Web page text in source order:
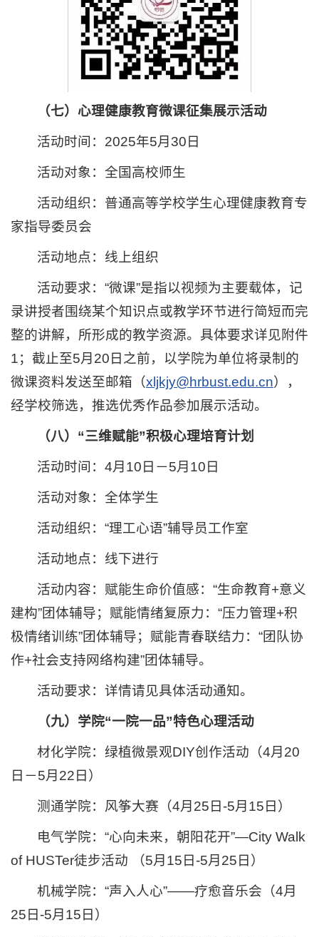
（七）心理健康教育微课征集展示活动
活动时间：2025年5月30日
活动对象：全国高校师生
活动组织：普通高等学校学生心理健康教育专
家指导委员会
活动地点：线上组织
活动要求：“微课”是指以视频为主要载体，记
录讲授者围绕某个知识点或教学环节进行简短而完
整的讲解，所形成的教学资源。具体要求详见附件
1；截止至5月20日之前，以学院为单位将录制的
微课资料发送至邮箱（xljkjy@hrbust.edu.cn），
经学校筛选，推选优秀作品参加展示活动。
（八）“三维赋能”积极心理培育计划
活动时间：4月10日－5月10日
活动对象：全体学生
活动组织：“理工心语”辅导员工作室
活动地点：线下进行
活动内容：赋能生命价值感：“生命教育+意义
建构”团体辅导；赋能情绪复原力：“压力管理+积
极情绪训练”团体辅导；赋能青春联结力：“团队协
作+社会支持网络构建”团体辅导。
活动要求：详情请见具体活动通知。
（九）学院“一院一品”特色心理活动
材化学院：绿植微景观DIY创作活动（4月20
日－5月22日）
测通学院：风筝大赛（4月25日-5月15日）
电气学院：“心向未来，朝阳花开”—City Walk
of HUSTer徒步活动 （5月15日-5月25日）
机械学院：“声入人心”——疗愈音乐会（4月
25日-5月15日）